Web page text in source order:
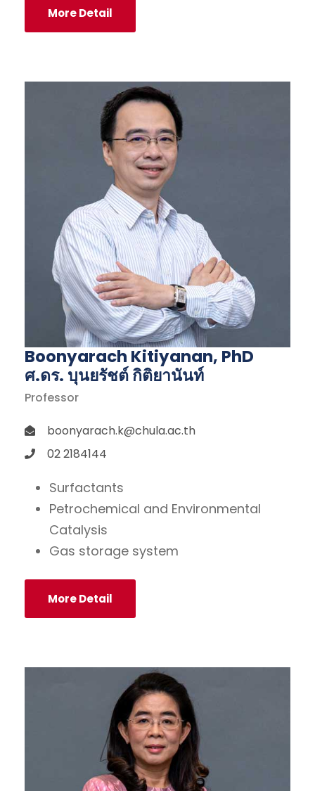
More Detail
Boonyarach Kitiyanan, PhD
ศ.ดร. บุนยรัชต์ กิติยานันท์
Professor
boonyarach.k@chula.ac.th
02 2184144
Surfactants
Petrochemical and Environmental
Catalysis
Gas storage system
More Detail